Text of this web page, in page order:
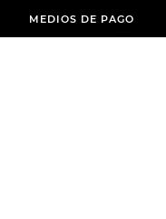
MEDIOS DE PAGO